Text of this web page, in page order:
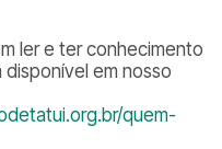
ler e ter conhecimento
em nosso
quem-